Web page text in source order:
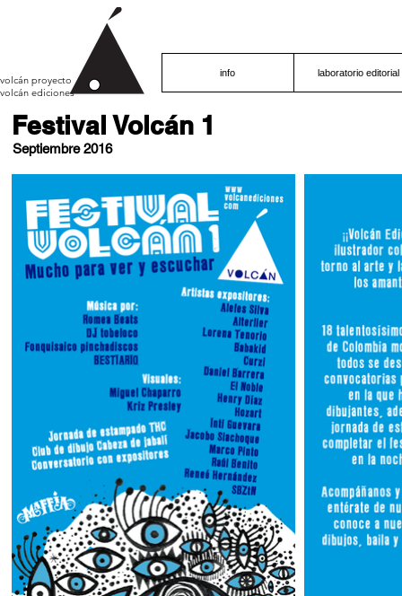
info laboratorio editorial
Festival Volcán 1
Septiembre 2016
volcán proyecto
volcán ediciones